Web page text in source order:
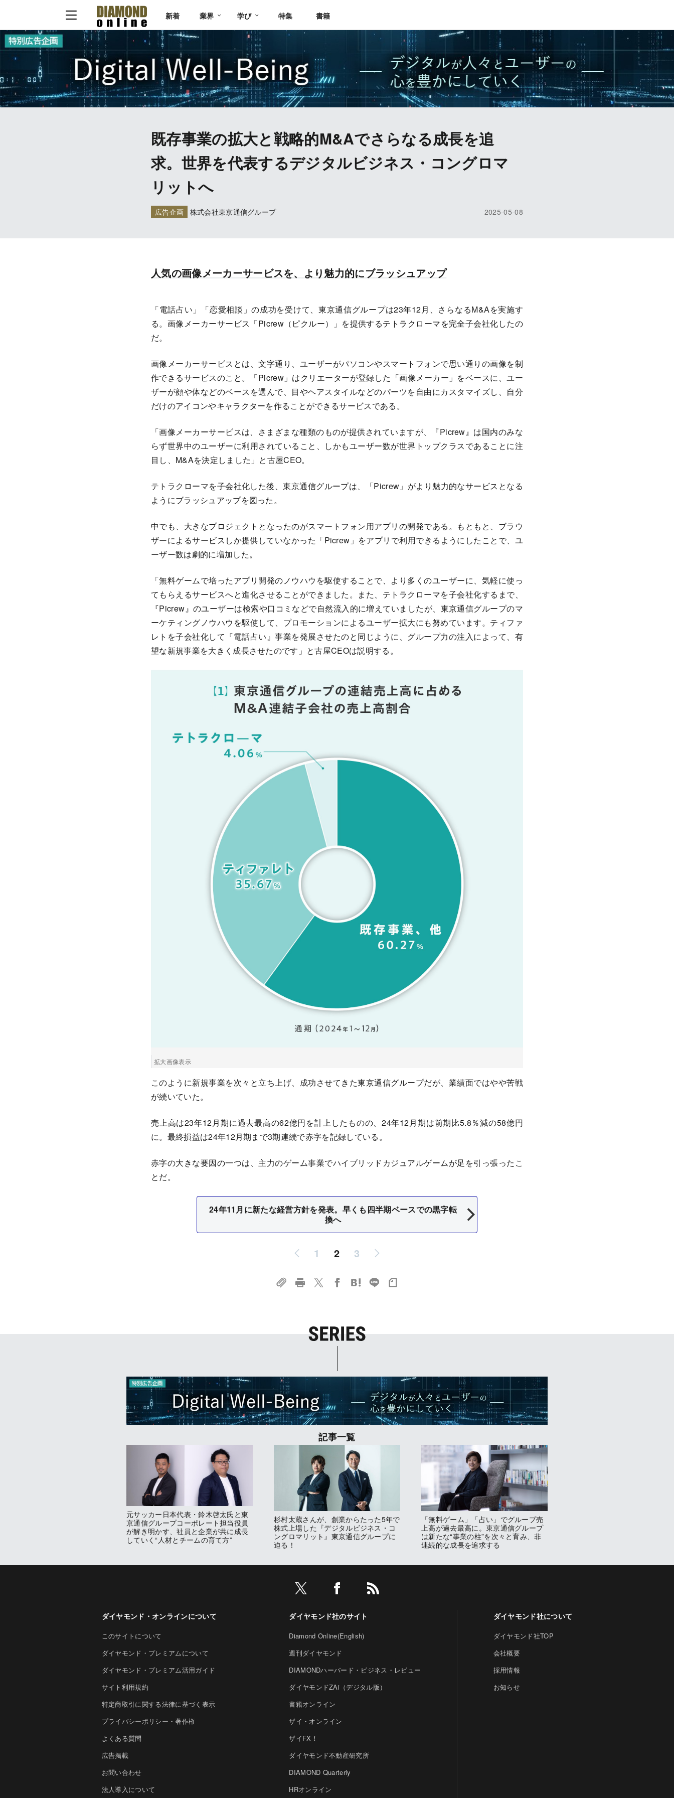
新着 業界 学び 特集 書籍
既存事業の拡大と戦略的M&Aでさらなる成長を追
求。世界を代表するデジタルビジネス・コングロマ
リットへ
広告企画 株式会社東京通信グループ 2025-05-08
人気の画像メーカーサービスを、より魅力的にブラッシュアップ
「電話占い」「恋愛相談」の成功を受けて、東京通信グループは23年12月、さらなるM&Aを実施す
る。画像メーカーサービス「Picrew（ピクルー）」を提供するテトラクローマを完全子会社化したの
だ。
画像メーカーサービスとは、文字通り、ユーザーがパソコンやスマートフォンで思い通りの画像を制
作できるサービスのこと。「Picrew」はクリエーターが登録した「画像メーカー」をベースに、ユー
ザーが顔や体などのベースを選んで、目やヘアスタイルなどのパーツを自由にカスタマイズし、自分
だけのアイコンやキャラクターを作ることができるサービスである。
「画像メーカーサービスは、さまざまな種類のものが提供されていますが、『Picrew』は国内のみな
らず世界中のユーザーに利用されていること、しかもユーザー数が世界トップクラスであることに注
目し、M&Aを決定しました」と古屋CEO。
テトラクローマを子会社化した後、東京通信グループは、「Picrew」がより魅力的なサービスとなる
ようにブラッシュアップを図った。
中でも、大きなプロジェクトとなったのがスマートフォン用アプリの開発である。もともと、ブラウ
ザーによるサービスしか提供していなかった「Picrew」をアプリで利用できるようにしたことで、ユ
ーザー数は劇的に増加した。
「無料ゲームで培ったアプリ開発のノウハウを駆使することで、より多くのユーザーに、気軽に使っ
てもらえるサービスへと進化させることができました。また、テトラクローマを子会社化するまで、
『Picrew』のユーザーは検索や口コミなどで自然流入的に増えていましたが、東京通信グループのマ
ーケティングノウハウを駆使して、プロモーションによるユーザー拡大にも努めています。ティファ
レトを子会社化して『電話占い』事業を発展させたのと同じように、グループ力の注入によって、有
望な新規事業を大きく成長させたのです」と古屋CEOは説明する。
拡大画像表示
このように新規事業を次々と立ち上げ、成功させてきた東京通信グループだが、業績面ではやや苦戦
が続いていた。
売上高は23年12月期に過去最高の62億円を計上したものの、24年12月期は前期比5.8％減の58億円
に。最終損益は24年12月期まで3期連続で赤字を記録している。
赤字の大きな要因の一つは、主力のゲーム事業でハイブリッドカジュアルゲームが足を引っ張ったこ
とだ。
24年11月に新たな経営方針を発表。早くも四半期ベースでの黒字転
換へ
1 2 3
記事一覧
元サッカー日本代表・鈴木啓太氏と東
京通信グループコーポレート担当役員
が解き明かす、社員と企業が共に成長
していく“人材とチームの育て方”
杉村太蔵さんが、創業からたった5年で
株式上場した『デジタルビジネス・コ
ングロマリット』東京通信グループに
迫る！
「無料ゲーム」「占い」でグループ売
上高が過去最高に。東京通信グループ
は新たな“事業の柱”を次々と育み、非
連続的な成長を追求する
ダイヤモンド・オンラインについて
このサイトについて
ダイヤモンド・プレミアムについて
ダイヤモンド・プレミアム活用ガイド
サイト利用規約
特定商取引に関する法律に基づく表示
プライバシーポリシー・著作権
よくある質問
広告掲載
お問い合わせ
法人導入について
ダイヤモンド社のサイト
Diamond Online(English)
週刊ダイヤモンド
DIAMONDハーバード・ビジネス・レビュー
ダイヤモンドZAi（デジタル版）
書籍オンライン
ザイ・オンライン
ザイFX！
ダイヤモンド不動産研究所
DIAMOND Quarterly
HRオンライン
ダイヤモンド社について
ダイヤモンド社TOP
会社概要
採用情報
お知らせ